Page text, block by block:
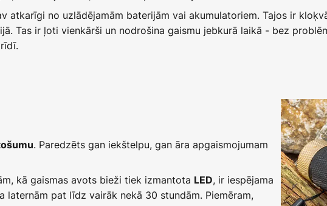
atkarīgi no uzlādējamām baterijām vai akumulatoriem. Tajos ir
Tas ir ļoti vienkārši un nodrošina gaismu jebkurā laikā - bez
. Paredzēts gan iekštelpu, gan āra apgaismojumam
kā gaismas avots bieži tiek izmantota LED, ir iespējama
pat līdz vairāk nekā 30 stundām. Piemēram,